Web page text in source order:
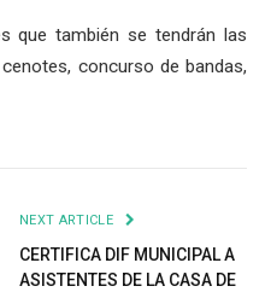
que también se tendrán las
concurso de bandas,
NEXT ARTICLE
CERTIFICA DIF MUNICIPAL A
ASISTENTES DE LA CASA DE